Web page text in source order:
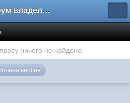
Форум владельцев интернет-магазинов
ничего не найдено.
версия